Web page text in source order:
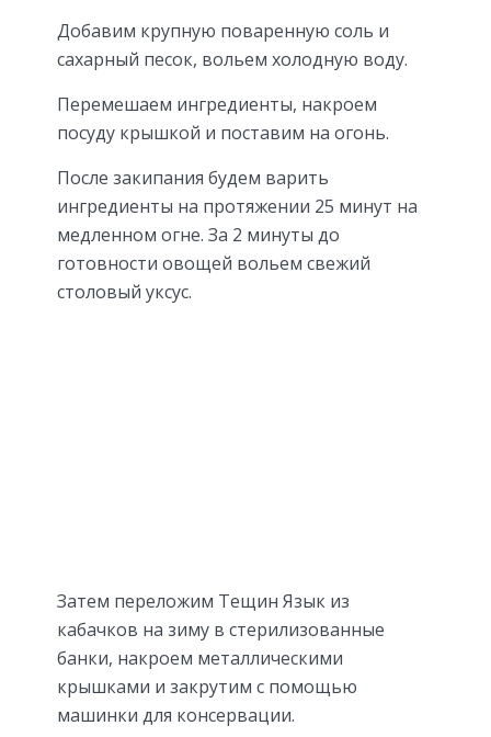
Добавим крупную поваренную соль и
сахарный песок, вольем холодную воду.
Перемешаем ингредиенты, накроем
посуду крышкой и поставим на огонь.
После закипания будем варить
ингредиенты на протяжении 25 минут на
медленном огне. За 2 минуты до
готовности овощей вольем свежий
столовый уксус.
Затем переложим Тещин Язык из
кабачков на зиму в стерилизованные
банки, накроем металлическими
крышками и закрутим с помощью
машинки для консервации.